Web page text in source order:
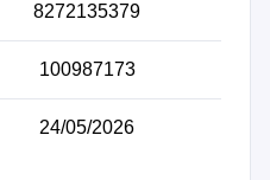
wyrobów
w
4775Z - Sprzedaż
toaletowych
sklepach,
prowadzona przez
8272135379
100987173
24/05/2026